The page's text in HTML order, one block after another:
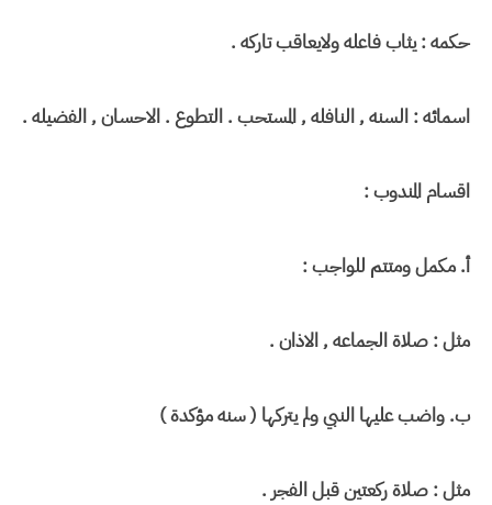
حكمه : يثاب فاعله ولايعاقب تاركه .
اسمائه : السنه , النافله , المستحب . التطوع . الاحسان , الفضيله .
اقسام المندوب :
أ‌. مكمل ومتتم للواجب :
مثل : صلاة الجماعه , الاذان .
ب‌. واضب عليها النبي ولم يتركها ( سنه مؤكدة )
مثل : صلاة ركعتين قبل الفجر .